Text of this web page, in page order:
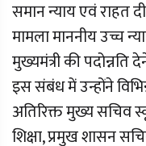
समान न्याय एवं राहत
मामला माननीय उच्च
मुख्यमंत्री की
इस संबंध में उन्होंने
अतिरिक्त मुख्य सचिव
शिक्षा, प्रमुख शासन